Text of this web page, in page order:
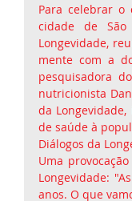
Para celebrar o
cidade de
Longevidade,
mente com a
pesquisadora
nutricionista
da
de saúde à
Diálogos da
Uma
Longevidade:
anos. O que